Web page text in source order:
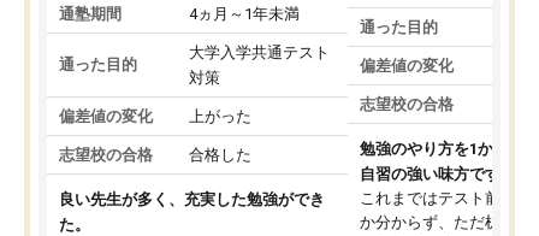
通塾期間 4ヵ月～1年未満
通った目的
大学入学共通テスト
対策
偏差値の変化 上がった
志望校の合格 合格した
良い先生が多く、充実した勉強ができ
た。
通った目的
偏差値の変化
志望校の合格
勉強のやり方を1から教
自習の強い味方です。
これまではテスト前に何
か分からず、ただ机に座